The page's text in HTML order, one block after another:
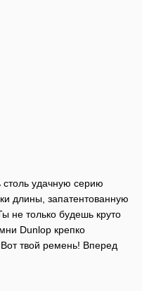
столь удачную серию
длины, запатентованную
не только будешь круто
Dunlop крепко
твой ремень! Вперед